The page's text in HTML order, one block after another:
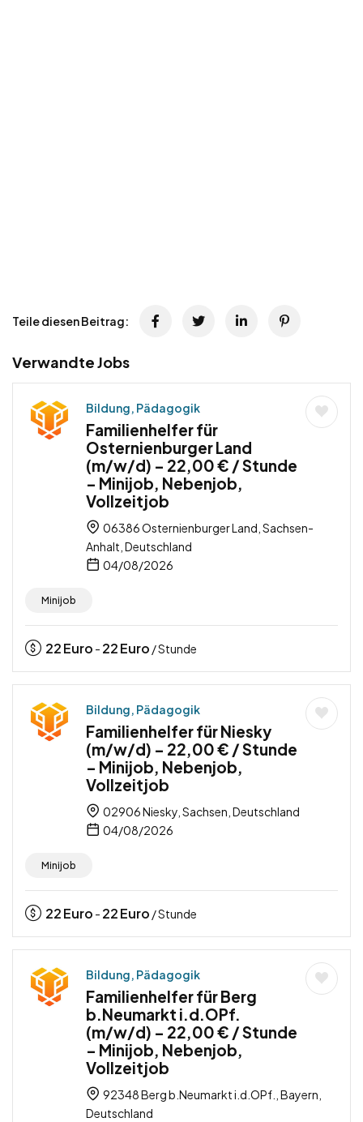
Teile diesen Beitrag:
Verwandte Jobs
Bildung, Pädagogik
Familienhelfer für
Osternienburger Land
(m/w/d) – 22,00 € / Stunde
– Minijob, Nebenjob,
Vollzeitjob
06386 Osternienburger Land, Sachsen-
Anhalt, Deutschland
04/08/2026
Minijob
22Euro - 22Euro / Stunde
Bildung, Pädagogik
Familienhelfer für Niesky
(m/w/d) – 22,00 € / Stunde
– Minijob, Nebenjob,
Vollzeitjob
02906 Niesky, Sachsen, Deutschland
04/08/2026
Minijob
22Euro - 22Euro / Stunde
Bildung, Pädagogik
Familienhelfer für Berg
b.Neumarkt i.d.OPf.
(m/w/d) – 22,00 € / Stunde
– Minijob, Nebenjob,
Vollzeitjob
92348 Berg b.Neumarkt i.d.OPf., Bayern,
Deutschland